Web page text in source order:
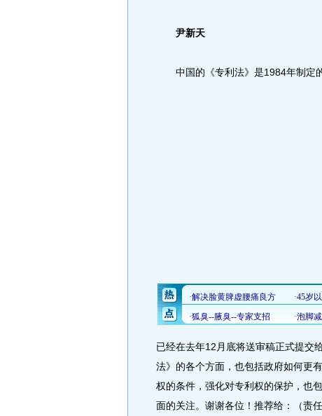
尹新天
中国的《专利法》是1984年制定的
已经在去年12月底将送审稿正式提交
法》的各个方面，也包括政府如何更
权的条件，强化对专利权的保护，也
面的关注。谢谢各位！推荐给：（责任